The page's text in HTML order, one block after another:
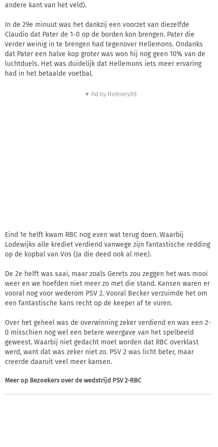
andere kant van het veld).
In de 29e minuut was het dankzij een voorzet van diezelfde
Claudio dat Pater de 1-0 op de borden kon brengen. Pater die
verder weinig in te brengen had tegenover Hellemons. Ondanks
dat Pater een halve kop groter was won hij nog geen 10% van de
luchtduels. Het was duidelijk dat Hellemons iets meer ervaring
had in het betaalde voetbal.
▼ Ad by Refinery89
Eind 1e helft kwam RBC nog even wat terug doen. Waarbij
Lodewijks alle krediet verdiend vanwege zijn fantastische redding
op de kopbal van Vos (Ja die deed ook al mee).
De 2e helft was saai, maar zoals Gerets zou zeggen het was mooi
weer en we hoefden niet meer zo met die stand. Kansen waren er
vooral nog voor wederom PSV 2. Vooral Becker verzuimde het om
een fantastische kans recht op de keeper af te vuren.
Over het geheel was de overwinning zeker verdiend en was een 2-
0 misschien nog wel een betere weergave van het spelbeeld
geweest. Waarbij niet gedacht moet worden dat RBC overklast
werd, want dat was zeker niet zo. PSV 2 was licht beter, maar
creerde daaruit veel meer kansen.
Meer op Bezoekers over de wedstrijd PSV 2-RBC